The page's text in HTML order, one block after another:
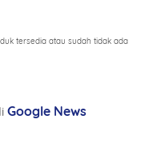
tersedia atau sudah tidak ada
Google News